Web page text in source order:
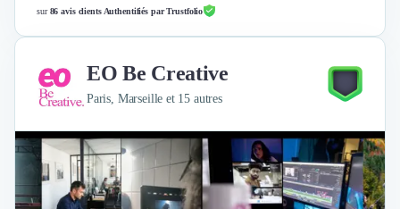
sur86 avis clients Authentifiés par Trustfolio
EO Be Creative
Paris, Marseille et 15 autres